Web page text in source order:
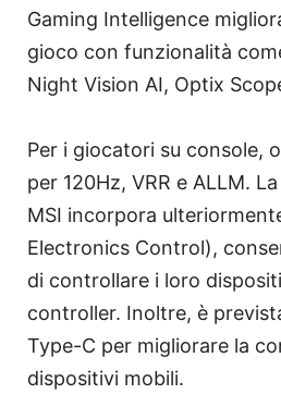
Gaming Intelligence
gioco con funzionalità
Night Vision AI, Optix
Per i giocatori su console,
per 120Hz, VRR e ALLM.
MSI incorpora
Electronics Control),
di controllare i loro
controller. Inoltre, è
Type-C per migliorare la
dispositivi mobili.